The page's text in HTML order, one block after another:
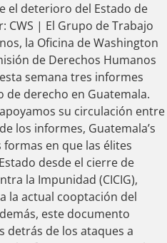
el deterioro del Estado de
CWS | El Grupo de Trabajo
la Oficina de Washington
de Derechos Humanos
semana tres informes
derecho en Guatemala.
su circulación entre
los informes, Guatemala’s
en que las élites
desde el cierre de
la Impunidad (CICIG),
la actual cooptación del
este documento
detrás de los ataques a